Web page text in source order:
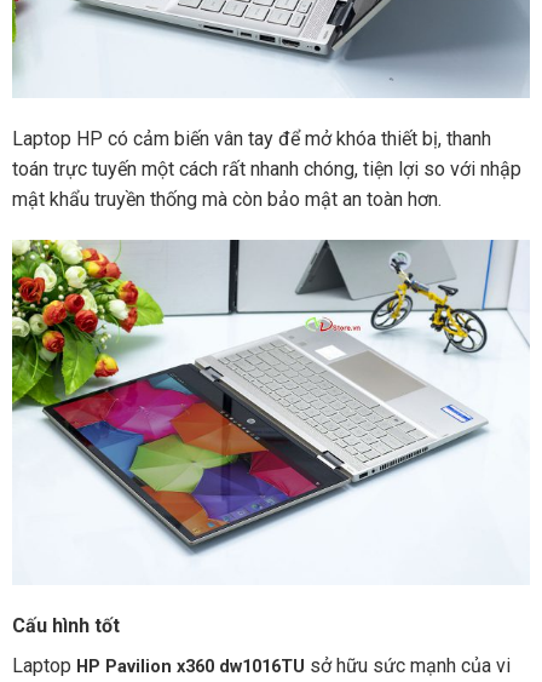
Laptop HP có cảm biến vân tay để mở khóa thiết bị, thanh
toán trực tuyến một cách rất nhanh chóng, tiện lợi so với nhập
mật khẩu truyền thống mà còn bảo mật an toàn hơn.
Cấu hình tốt
Laptop HP Pavilion x360 dw1016TU sở hữu sức mạnh của vi